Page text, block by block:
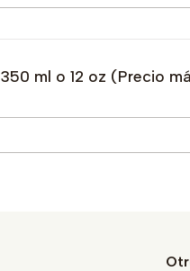
ml o 12 oz (Precio